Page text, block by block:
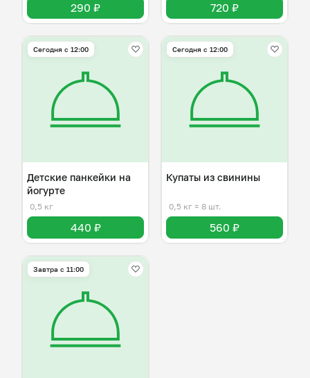
290 ₽ 720 ₽
Сегодня с 12:00
Детские панкейки на
йогурте
0,5 кг
440 ₽
Сегодня с 12:00
Купаты из свинины
0,5 кг ≈ 8 шт.
560 ₽
Завтра c 11:00